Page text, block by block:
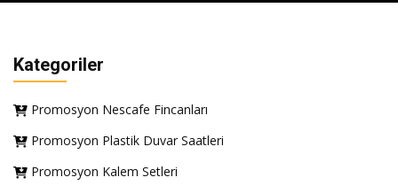
Kategoriler
Promosyon Nescafe Fincanları
Promosyon Plastik Duvar Saatleri
Promosyon Kalem Setleri